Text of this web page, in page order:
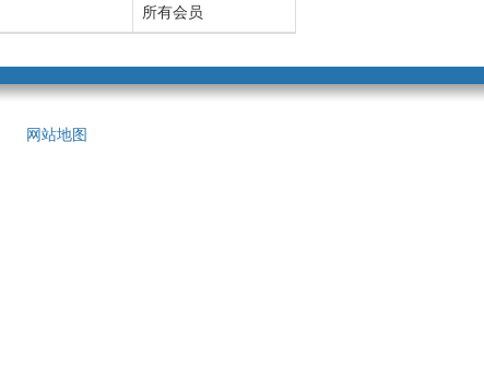
所有会员
网站地图